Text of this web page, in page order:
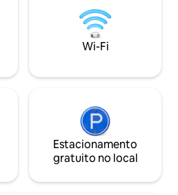
as atrações
por perto.
nas
Wi-Fi
Estacionamento
gratuito no local